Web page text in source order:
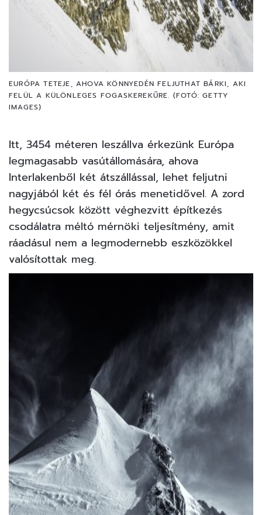
EURÓPA TETEJE, AHOVA KÖNNYEDÉN FELJUTHAT BÁRKI, AKI
FELÜL A KÜLÖNLEGES FOGASKEREKŰRE. (FOTÓ: GETTY
IMAGES)
Itt, 3454 méteren leszállva érkezünk Európa
legmagasabb vasútállomására, ahova
Interlakenből két átszállással, lehet feljutni
nagyjából két és fél órás menetidővel. A zord
hegycsúcsok között véghezvitt építkezés
csodálatra méltó mérnöki teljesítmény, amit
ráadásul nem a legmodernebb eszközökkel
valósítottak meg.